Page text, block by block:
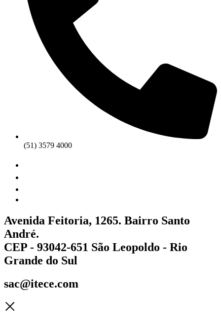
(51) 3579 4000
Avenida Feitoria, 1265. Bairro Santo
André.
CEP - 93042-651 São Leopoldo - Rio
Grande do Sul
sac@itece.com